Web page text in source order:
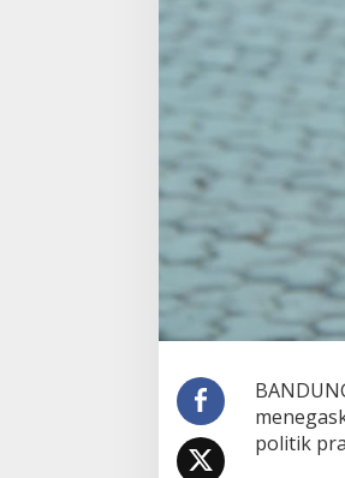
politik